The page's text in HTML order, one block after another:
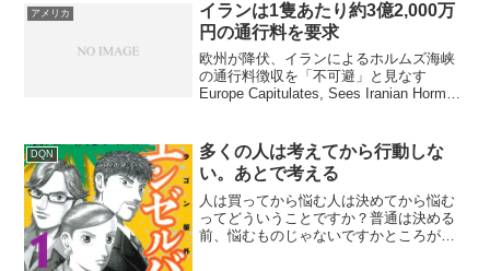
アメリカ
イランは1隻あたり約3億2,000万
円の通行料を要求
欧州が降伏、イランによるホルムズ海峡
の通行料徴収を「不可避」と見なす
Europe Capitulates, Sees Iranian Hormuz
DQN
多くの人は考えてから行動しな
い。あとで考える
人は買ってから悩む人は決めてから悩む
ってどういうことですか？普通は決める
前、悩むものじゃないですかところが違